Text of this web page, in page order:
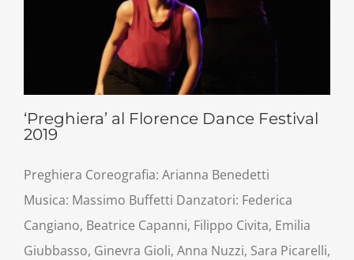
‘Preghiera’ al Florence Dance Festival
2019
Preghiera Coreografia: Arianna Benedetti
Musica: Massimo Buffetti Danzatori: Federica
Cangiano, Beatrice Capanni, Filippo Civita, Emilia
Giubbasso, Ginevra Gioli, Anna Nuzzi, Sara Picarelli,